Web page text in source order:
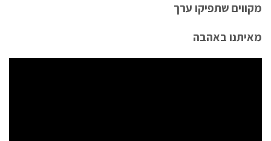
מקווים שתפיקו ערך
מאיתנו באהבה